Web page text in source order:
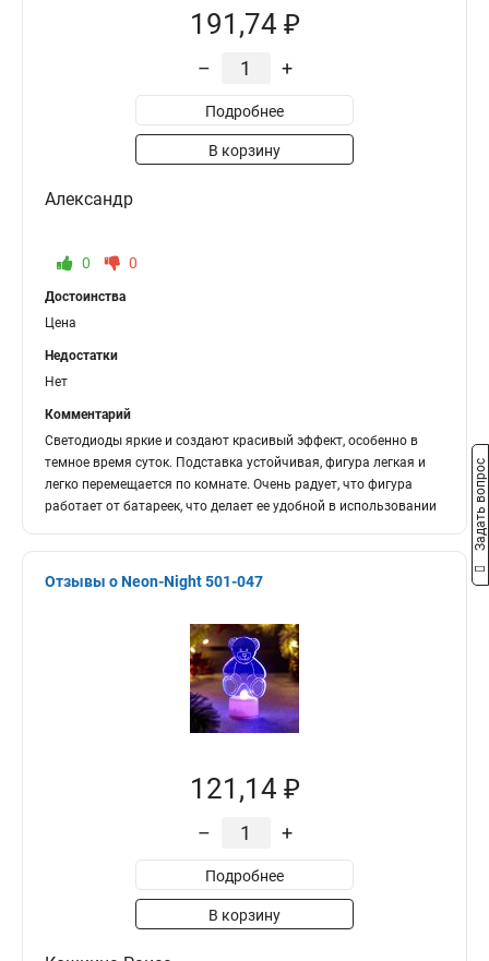
191,74 ₽
– +
Подробнее
В корзину
Александр
0 0
Достоинства
Цена
Недостатки
Нет
Комментарий
Светодиоды яркие и создают красивый эффект, особенно в
темное время суток. Подставка устойчивая, фигура легкая и
легко перемещается по комнате. Очень радует, что фигура
работает от батареек, что делает ее удобной в использовании
Отзывы о Neon-Night 501-047
121,14 ₽
– +
Подробнее
В корзину
Задать вопрос